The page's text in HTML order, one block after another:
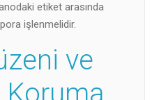
etiket arasında
işlenmelidir.
ve